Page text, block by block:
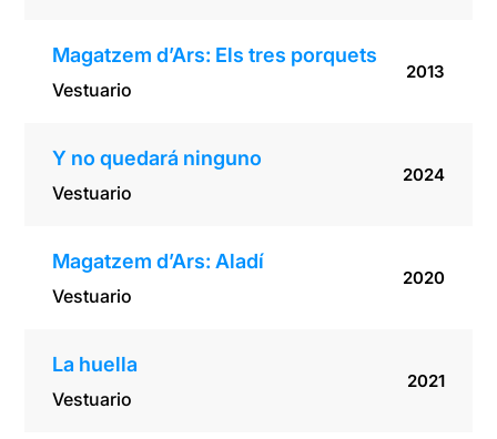
Magatzem d’Ars: Els tres porquets
Vestuario
2013
Y no quedará ninguno
Vestuario
2024
Magatzem d’Ars: Aladí
Vestuario
2020
La huella
Vestuario
2021